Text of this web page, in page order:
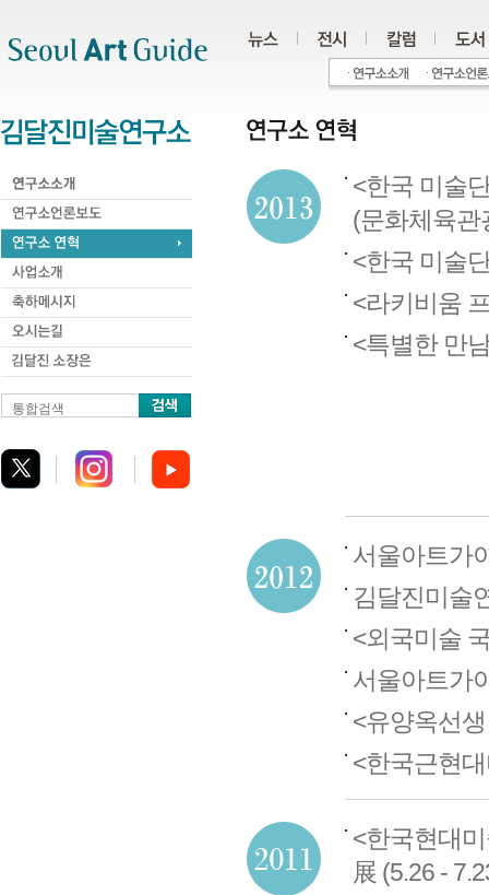
통합검색
<한국 미술
(문화체육관
<한국 미술
<라키비움
<특별한 만
서울아트가
김달진미술
<외국미술
서울아트가
<유양옥선
<한국근현
<한국현대
展 (5.26 -